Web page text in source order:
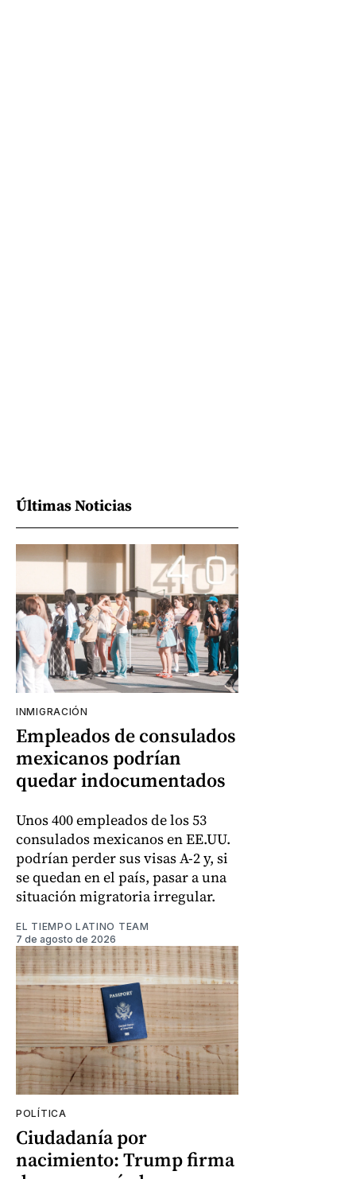
Últimas Noticias
INMIGRACIÓN
Empleados de consulados
mexicanos podrían
quedar indocumentados
Unos 400 empleados de los 53
consulados mexicanos en EE.UU.
podrían perder sus visas A-2 y, si
se quedan en el país, pasar a una
situación migratoria irregular.
EL TIEMPO LATINO TEAM
7 de agosto de 2026
POLÍTICA
Ciudadanía por
nacimiento: Trump firma